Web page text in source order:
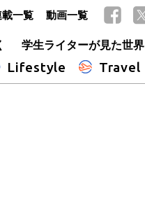
学生ライターが見た世界
Lifestyle Travel
載一覧 動画一覧